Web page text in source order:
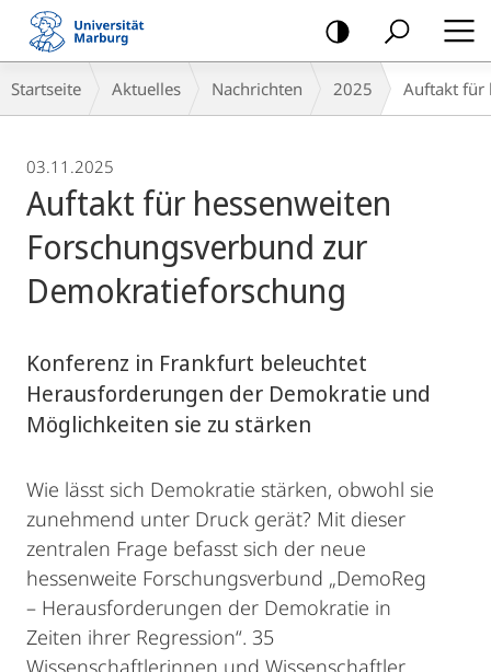
Mobile-
Navigation
Breadcrumb-
Navigation
Startseite Aktuelles Nachrichten 2025 Auftakt für
03.11.2025
Auftakt für hessenweiten
Forschungsverbund zur
Demokratieforschung
Konferenz in Frankfurt beleuchtet
Herausforderungen der Demokratie und
Möglichkeiten sie zu stärken
Wie lässt sich Demokratie stärken, obwohl sie
zunehmend unter Druck gerät? Mit dieser
zentralen Frage befasst sich der neue
hessenweite Forschungsverbund „DemoReg
– Herausforderungen der Demokratie in
Zeiten ihrer Regression“. 35
Wissenschaftlerinnen und Wissenschaftler